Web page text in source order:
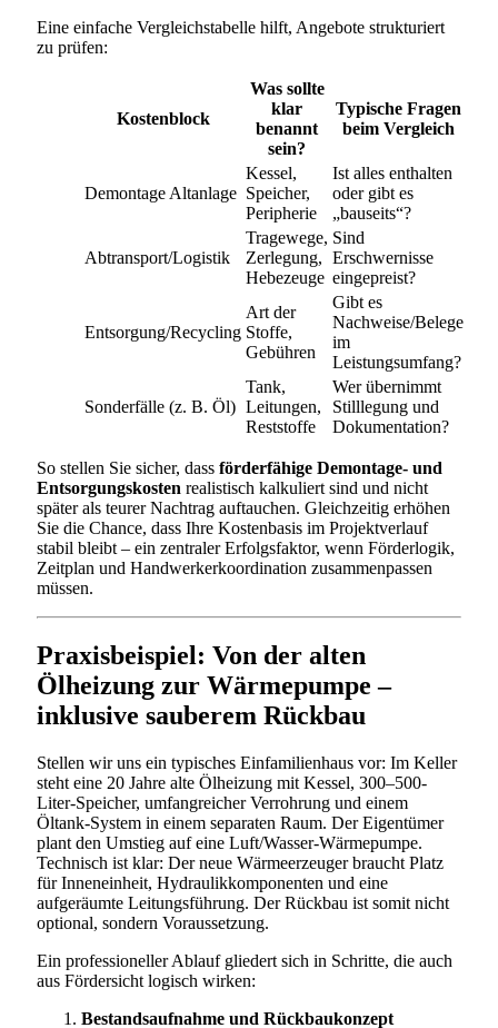
Eine einfache Vergleichstabelle hilft, Angebote strukturiert
zu prüfen:
Kostenblock
Was sollte
klar
benannt
sein?
Typische Fragen
beim Vergleich
Demontage Altanlage
Kessel,
Speicher,
Peripherie
Ist alles enthalten
oder gibt es
„bauseits“?
Abtransport/Logistik
Tragewege,
Zerlegung,
Hebezeuge
Sind
Erschwernisse
eingepreist?
Entsorgung/Recycling
Art der
Stoffe,
Gebühren
Gibt es
Nachweise/Belege
im
Leistungsumfang?
Sonderfälle (z. B. Öl)
Tank,
Leitungen,
Reststoffe
Wer übernimmt
Stilllegung und
Dokumentation?
So stellen Sie sicher, dass förderfähige Demontage- und
Entsorgungskosten realistisch kalkuliert sind und nicht
später als teurer Nachtrag auftauchen. Gleichzeitig erhöhen
Sie die Chance, dass Ihre Kostenbasis im Projektverlauf
stabil bleibt – ein zentraler Erfolgsfaktor, wenn Förderlogik,
Zeitplan und Handwerkerkoordination zusammenpassen
müssen.
Praxisbeispiel: Von der alten
Ölheizung zur Wärmepumpe –
inklusive sauberem Rückbau
Stellen wir uns ein typisches Einfamilienhaus vor: Im Keller
steht eine 20 Jahre alte Ölheizung mit Kessel, 300–500-
Liter-Speicher, umfangreicher Verrohrung und einem
Öltank-System in einem separaten Raum. Der Eigentümer
plant den Umstieg auf eine Luft/Wasser-Wärmepumpe.
Technisch ist klar: Der neue Wärmeerzeuger braucht Platz
für Inneneinheit, Hydraulikkomponenten und eine
aufgeräumte Leitungsführung. Der Rückbau ist somit nicht
optional, sondern Voraussetzung.
Ein professioneller Ablauf gliedert sich in Schritte, die auch
aus Fördersicht logisch wirken:
Bestandsaufnahme und Rückbaukonzept